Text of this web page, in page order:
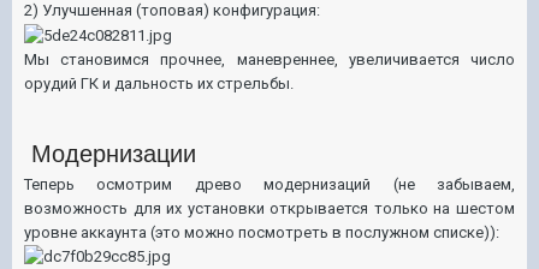
2) Улучшенная (топовая) конфигурация:
Мы становимся прочнее, маневреннее, увеличивается число
орудий ГК и дальность их стрельбы.
Модернизации
Теперь осмотрим древо модернизаций (не забываем,
возможность для их установки открывается только на шестом
уровне аккаунта (это можно посмотреть в послужном списке)):